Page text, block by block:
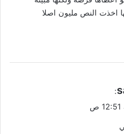
اخذت النص مليون اصلا
: